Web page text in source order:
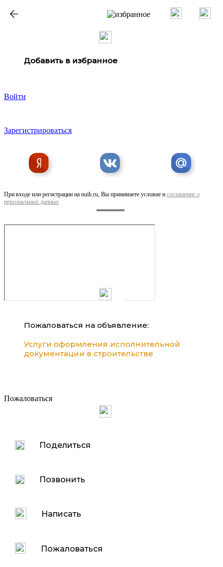
Добавить в избранное
Войти
Зарегистрироваться
При входе или регистрации на nuih.ru, Вы принимаете условие и соглашение о
персональных данных
Пожаловаться на объявление:
Услуги оформления исполнительной
документации в строительстве
Пожаловаться
Поделиться
Позвонить
Написать
Пожаловаться